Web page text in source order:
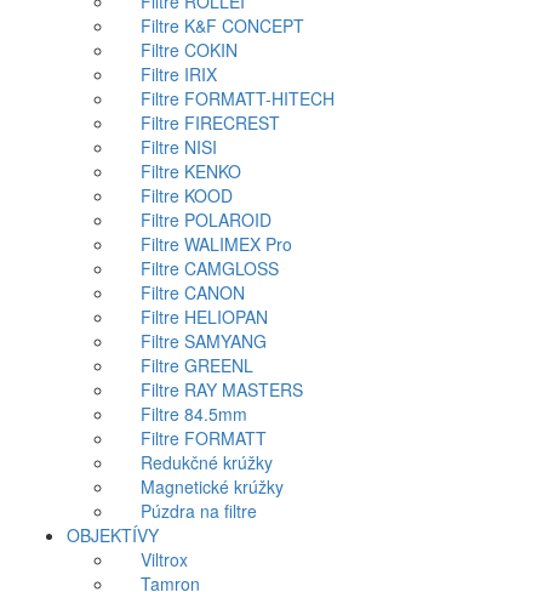
Filtre K&F CONCEPT
Filtre COKIN
Filtre IRIX
Filtre FORMATT-HITECH
Filtre FIRECREST
Filtre NISI
Filtre KENKO
Filtre KOOD
Filtre POLAROID
Filtre WALIMEX Pro
Filtre CAMGLOSS
Filtre CANON
Filtre HELIOPAN
Filtre SAMYANG
Filtre GREENL
Filtre RAY MASTERS
Filtre 84.5mm
Filtre FORMATT
Redukčné krúžky
Magnetické krúžky
Púzdra na filtre
OBJEKTÍVY
Viltrox
Tamron